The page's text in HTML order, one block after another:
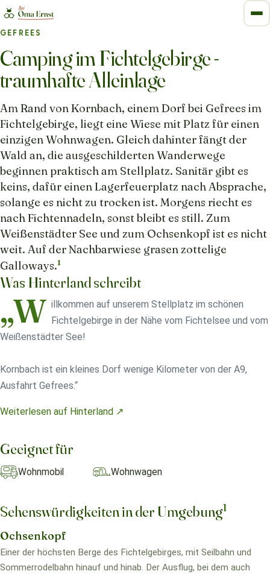
GEFREES
Camping im Fichtelgebirge -
traumhafte Alleinlage
Am Rand von Kornbach, einem Dorf bei Gefrees im
Fichtelgebirge, liegt eine Wiese mit Platz für einen
einzigen Wohnwagen. Gleich dahinter fängt der
Wald an, die ausgeschilderten Wanderwege
beginnen praktisch am Stellplatz. Sanitär gibt es
keins, dafür einen Lagerfeuerplatz nach Absprache,
solange es nicht zu trocken ist. Morgens riecht es
nach Fichtennadeln, sonst bleibt es still. Zum
Weißenstädter See und zum Ochsenkopf ist es nicht
weit. Auf der Nachbarwiese grasen zottelige
Galloways.1
Was Hinterland schreibt
„W illkommen auf unserem Stellplatz im schönen
Fichtelgebirge in der Nähe vom Fichtelsee und vom
Weißenstädter See!
Kornbach ist ein kleines Dorf wenige Kilometer von der A9,
Ausfahrt Gefrees.“
Weiterlesen auf Hinterland ↗
Geeignet für
Wohnmobil Wohnwagen
Sehenswürdigkeiten in der Umgebung1
Ochsenkopf
Einer der höchsten Berge des Fichtelgebirges, mit Seilbahn und
Sommerrodelbahn hinauf und hinab. Der Ausflug, bei dem auch